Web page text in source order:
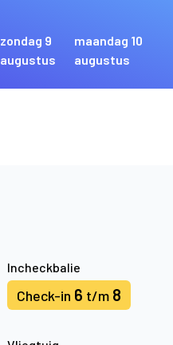
zondag 9
augustus
maandag 10
augustus
Incheckbalie
Check-in 6 t/m 8